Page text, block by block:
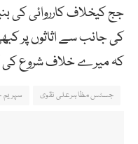
جج کیخلاف کارروائی کی
کی جانب سے اثاثوں پر
کہ میرے خلاف شروع کی
جسٹس مظاہرعلی نقوی